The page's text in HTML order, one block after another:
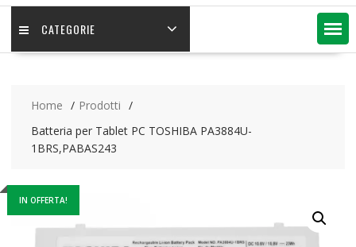
CATEGORIE
Home
Prodotti
Batteria per Tablet PC TOSHIBA PA3884U-
1BRS,PABAS243
IN OFFERTA!